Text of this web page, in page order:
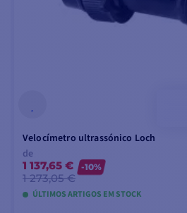
Velocímetro ultrassónico Loch
de
1 137,65 €
1 273,05 €
-10%
ÚLTIMOS ARTIGOS EM STOCK